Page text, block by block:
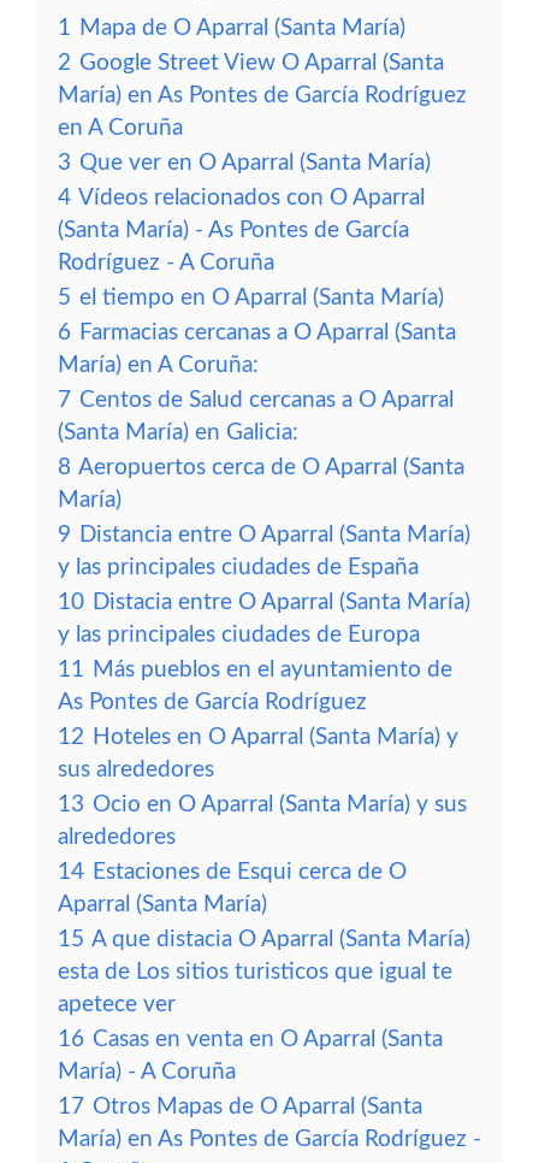
1 Mapa de O Aparral (Santa María)
2 Google Street View O Aparral (Santa
María) en As Pontes de García Rodríguez
en A Coruña
3 Que ver en O Aparral (Santa María)
4 Vídeos relacionados con O Aparral
(Santa María) - As Pontes de García
Rodríguez - A Coruña
5 el tiempo en O Aparral (Santa María)
6 Farmacias cercanas a O Aparral (Santa
María) en A Coruña:
7 Centos de Salud cercanas a O Aparral
(Santa María) en Galicia:
8 Aeropuertos cerca de O Aparral (Santa
María)
9 Distancia entre O Aparral (Santa María)
y las principales ciudades de España
10 Distacia entre O Aparral (Santa María)
y las principales ciudades de Europa
11 Más pueblos en el ayuntamiento de
As Pontes de García Rodríguez
12 Hoteles en O Aparral (Santa María) y
sus alrededores
13 Ocio en O Aparral (Santa María) y sus
alrededores
14 Estaciones de Esqui cerca de O
Aparral (Santa María)
15 A que distacia O Aparral (Santa María)
esta de Los sitios turisticos que igual te
apetece ver
16 Casas en venta en O Aparral (Santa
María) - A Coruña
17 Otros Mapas de O Aparral (Santa
María) en As Pontes de García Rodríguez -